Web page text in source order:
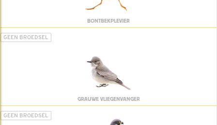
BONTBEKPLEVIER
GEEN BROEDSEL
GRAUWE VLIEGENVANGER
GEEN BROEDSEL